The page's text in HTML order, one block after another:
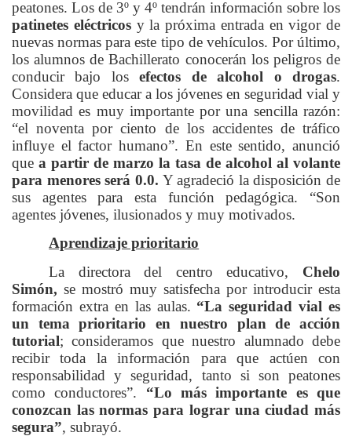
peatones. Los de 3º y 4º tendrán información sobre los
patinetes eléctricosy la próxima entrada en vigor de
nuevas normas para este tipo de vehículos. Por último,
los alumnos de Bachillerato conocerán los peligros de
conducir bajo losefectos de alcohol o drogas.
Considera que educar a los jóvenes en seguridad vial y
movilidad es muy importante por una sencilla razón:
“el noventa por ciento de los accidentes de tráfico
influye el factor humano”. En este sentido, anunció
que a partir de marzo la tasa de alcohol al volante
para menores será 0.0. Y agradeció la disposición de
sus agentes para esta función pedagógica. “Son
agentes jóvenes, ilusionados y muy motivados.
Aprendizaje prioritario
La directora del centro educativo, Chelo
Simón, se mostró muy satisfecha por introducir esta
formación extra en las aulas. “La seguridad vial es
un tema prioritario en nuestro plan de acción
tutorial; consideramos que nuestro alumnado debe
recibir toda la información para que actúen con
responsabilidad y seguridad, tanto si son peatones
como conductores”. “Lo más importante es que
conozcan las normas para lograr una ciudad más
segura”, subrayó.